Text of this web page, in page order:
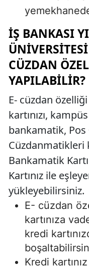
İŞ BANKASI
CÜZDAN
YAPILABILIR?
E- cüzdan
kartınızı,
bankamatik, Pos
Cüzdanmatikleri
Bankamatik
Kartınız ile
yükleyebilirsiniz.
E- cüzdan
kartınıza
kredi
Kredi